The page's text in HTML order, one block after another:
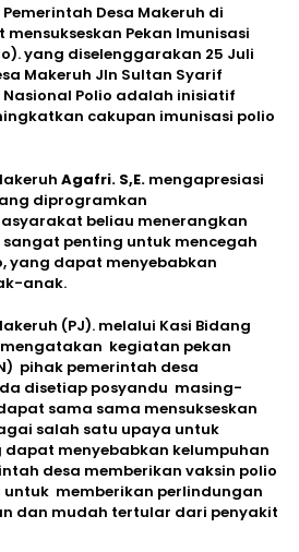
Pemerintah Desa Makeruh di
Pekan Imunisasi
yang diselenggarakan 25 Juli
Makeruh Jln Sultan Syarif
Nasional Polio adalah inisiatif
cakupan imunisasi polio
Agafri. S,E. mengapresiasi
diprogramkan
beliau menerangkan
penting untuk mencegah
yang dapat menyebabkan
anak.
(PJ). melalui Kasi Bidang
mengatakan kegiatan pekan
pihak pemerintah desa
disetiap posyandu masing-
sama sama mensukseskan
salah satu upaya untuk
menyebabkan kelumpuhan
desa memberikan vaksin polio
memberikan perlindungan
dan mudah tertular dari penyakit